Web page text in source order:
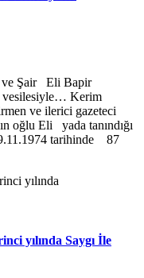
Şair Eli Bapir
vesilesiyle… Kerim
ve ilerici gazeteci
oğlu Eli yada tanındığı
tarihinde 87
yılında Saygı İle